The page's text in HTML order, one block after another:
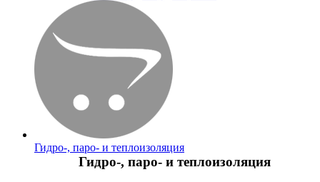
Гидро-, паро- и теплоизоляция
Гидро-, паро- и теплоизоляция